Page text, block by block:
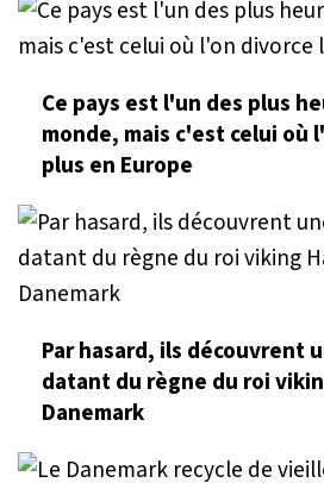
Ce pays est l'un des plus
monde, mais c'est celui où
plus en Europe
Par hasard, ils découvrent
datant du règne du roi
Danemark